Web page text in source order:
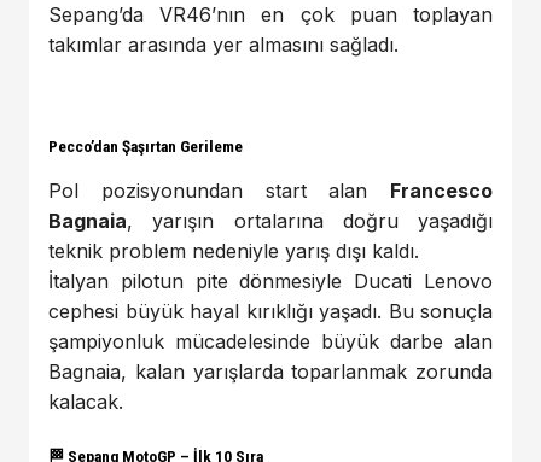
Sepang’da VR46’nın en çok puan toplayan
takımlar arasında yer almasını sağladı.
Pecco’dan Şaşırtan Gerileme
Pol pozisyonundan start alan Francesco
Bagnaia, yarışın ortalarına doğru yaşadığı
teknik problem nedeniyle yarış dışı kaldı.
İtalyan pilotun pite dönmesiyle Ducati Lenovo
cephesi büyük hayal kırıklığı yaşadı. Bu sonuçla
şampiyonluk mücadelesinde büyük darbe alan
Bagnaia, kalan yarışlarda toparlanmak zorunda
kalacak.
🏁 Sepang MotoGP – İlk 10 Sıra